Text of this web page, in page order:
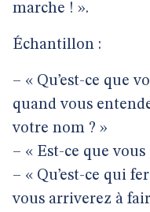
marche ! ».
Échantillon :
– « Qu’est-ce que
quand vous
votre nom ? »
– « Est-ce que
– « Qu’est-ce qui
vous arriverez à